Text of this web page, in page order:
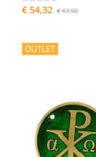
€ 54,32 € 67,90
OUTLET